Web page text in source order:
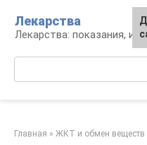
контенту
Лекарства
Лекарства: показания,
Главная » ЖКТ и обмен веществ